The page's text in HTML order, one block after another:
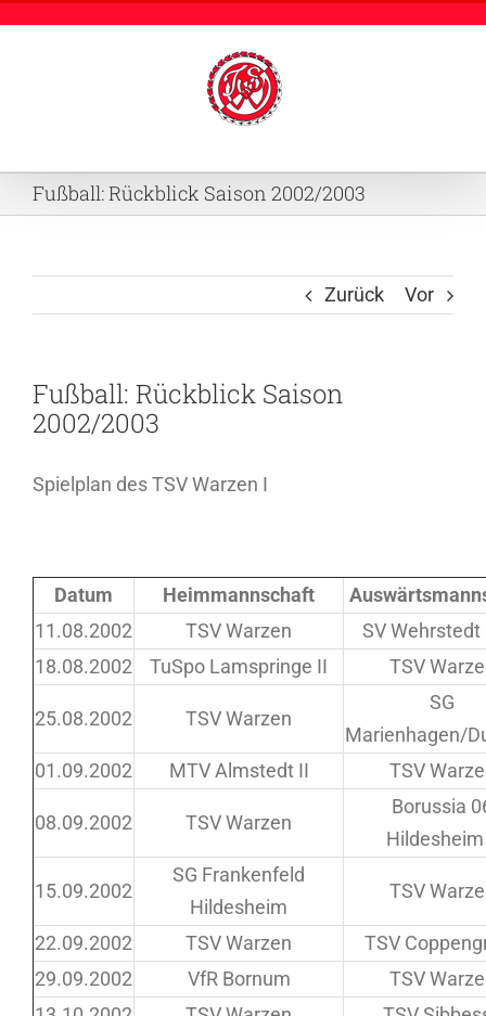
Fußball: Rückblick Saison 2002/2003
Zurück Vor
Fußball: Rückblick Saison
2002/2003
Spielplan des TSV Warzen I
Datum Heimmannschaft
11.08.2002
TSV Warzen
SV Wehrstedt
18.08.2002
TuSpo Lamspringe II TSV
25.08.2002 TSV Warzen
SG
Marienhagen/
01.09.2002
MTV Almstedt II TSV
08.09.2002 TSV Warzen
Borussia
15.09.2002
SG Frankenfeld
Hildesheim
TSV
22.09.2002 TSV Warzen
TSV
29.09.2002
VfR Bornum
TSV